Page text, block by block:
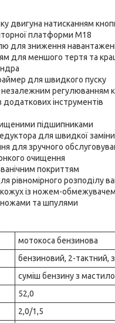
двигуна натисканням
платформи М18
для зниження
для меншого тертя та
для швидкого пуску
незалежним регулюванням
інструментів
підшипниками
для швидкої заміни
для зручного
очищення
покриттям
рівномірного розподілу
із ножем-
ножами та шпулями
мотокоса бензинова
бензиновий, 2-тактний,
суміш бензину з
52,0
2,0/1,5